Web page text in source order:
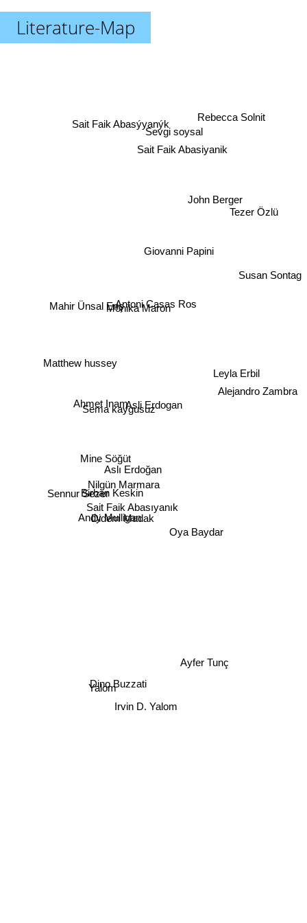
Literature-Map
Asli Erdogan
Sema kaygusuz
Nilgün Marmara
Aslı Erdoğan
Birhan Keskin
Didem Madak
Monika Maron
Sait Faik Abasıyanık
Mine Söğüt
Antoni Casas Ros
Ahmet Inam
Andy Mulligan
Oya Baydar
Alejandro Zambra
Giovanni Papini
Sait Faik Abasiyanik
Matthew hussey
Sennur Sezer
Leyla Erbil
Irvin D. Yalom
John Berger
Sait Faik Abasýyanýk
Yalom
Dino Buzzati
Tezer Özlü
Susan Sontag
Rebecca Solnit
Sevgi soysal